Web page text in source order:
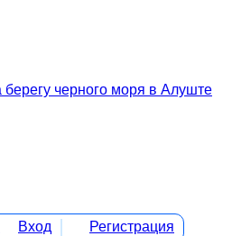
Вход Регистрация